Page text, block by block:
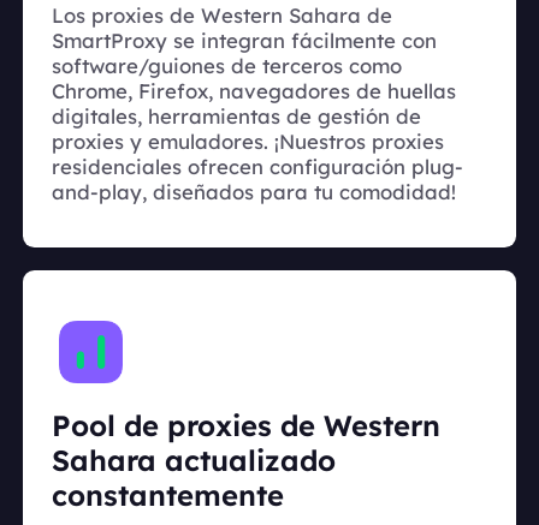
Los proxies de Western Sahara de
SmartProxy se integran fácilmente con
software/guiones de terceros como
Chrome, Firefox, navegadores de huellas
digitales, herramientas de gestión de
proxies y emuladores. ¡Nuestros proxies
residenciales ofrecen configuración plug-
and-play, diseñados para tu comodidad!
Pool de proxies de Western
Sahara actualizado
constantemente